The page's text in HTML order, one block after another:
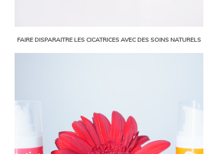
FAIRE DISPARAITRE LES CICATRICES AVEC DES SOINS NATURELS